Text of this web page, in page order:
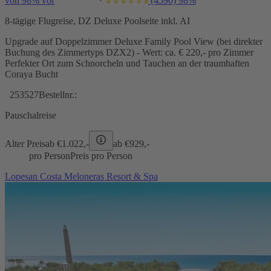
8-tägige Flugreise, DZ Deluxe Poolseite inkl. AI
Upgrade auf Doppelzimmer Deluxe Family Pool View (bei direkter
Buchung des Zimmertyps DZX2) - Wert: ca. € 220,- pro Zimmer
Perfekter Ort zum Schnorcheln und Tauchen an der traumhaften
Coraya Bucht
253527Bestellnr.:
Pauschalreise
Alter Preisab €1.022,- ab €929,-
pro PersonPreis pro Person
Lopesan Costa Meloneras Resort & Spa